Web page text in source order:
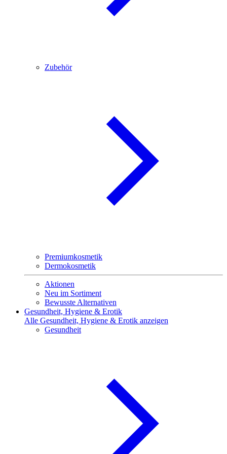
Zubehör
Premiumkosmetik
Dermokosmetik
Aktionen
Neu im Sortiment
Bewusste Alternativen
Gesundheit, Hygiene & Erotik
Alle Gesundheit, Hygiene & Erotik anzeigen
Gesundheit